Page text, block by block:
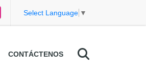
Select Language ▼
CONTÁCTENOS